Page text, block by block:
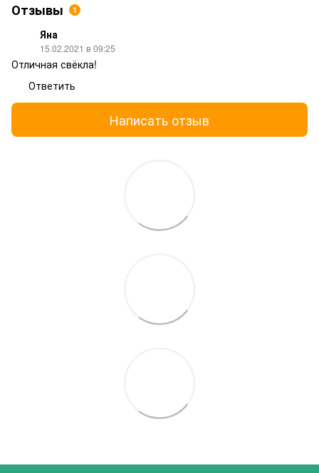
Отзывы 1
Яна
15.02.2021 в 09:25
Отличная свёкла!
Ответить
Написать отзыв